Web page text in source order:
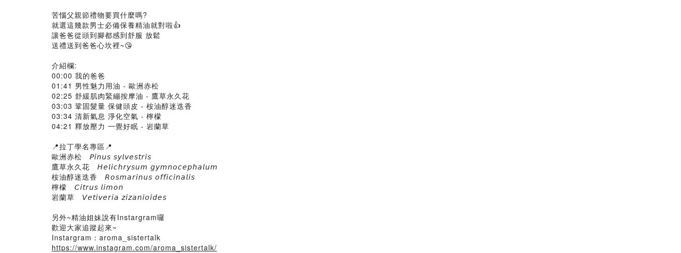
苦惱父親節禮物要買什麼嗎?
就選這幾款男士必備保養精油就對啦👍
讓爸爸從頭到腳都感到舒服 放鬆
送禮送到爸爸心坎裡~😘
介紹欄:
00:00 我的爸爸
01:41 男性魅力用油 - 歐洲赤松
02:25 舒緩肌肉緊繃按摩油 - 鷹草永久花
03:03 鞏固髮量 保健頭皮 - 桉油醇迷迭香
03:34 清新氣息 淨化空氣 - 檸檬
04:21 釋放壓力 一覺好眠 - 岩蘭草
📍拉丁學名專區📍
歐洲赤松 𝘗𝘪𝘯𝘶𝘴 𝘴𝘺𝘭𝘷𝘦𝘴𝘵𝘳𝘪𝘴
鷹草永久花 𝘏𝘦𝘭𝘪𝘤𝘩𝘳𝘺𝘴𝘶𝘮 𝘨𝘺𝘮𝘯𝘰𝘤𝘦𝘱𝘩𝘢𝘭𝘶𝘮
桉油醇迷迭香 𝘙𝘰𝘴𝘮𝘢𝘳𝘪𝘯𝘶𝘴 𝘰𝘧𝘧𝘪𝘤𝘪𝘯𝘢𝘭𝘪𝘴
檸檬 𝘊𝘪𝘵𝘳𝘶𝘴 𝘭𝘪𝘮𝘰𝘯
岩蘭草 𝘝𝘦𝘵𝘪𝘷𝘦𝘳𝘪𝘢 𝘻𝘪𝘻𝘢𝘯𝘪𝘰𝘪𝘥𝘦𝘴
另外~精油姐妹說有Instargram囉
歡迎大家追蹤起來~
Instargram：aroma_sistertalk
https://www.instagram.com/aroma_sistertalk/